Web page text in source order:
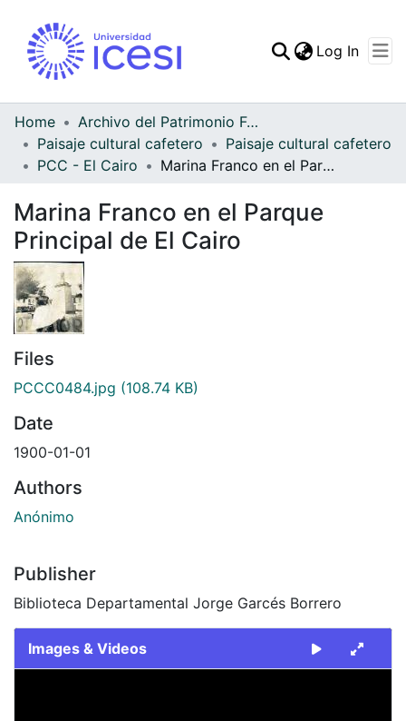
Statistics
Log In
Home
Archivo del Patrimonio Fotográfico y Fílmico del Valle del Cauca
Paisaje cultural cafetero
Paisaje cultural cafetero
PCC - El Cairo
Marina Franco en el Parque Principal de El Cairo
Marina Franco en el Parque
Principal de El Cairo
Files
PCCC0484.jpg (108.74 KB)
Date
1900-01-01
Authors
Anónimo
Publisher
Biblioteca Departamental Jorge Garcés Borrero
Images & Videos